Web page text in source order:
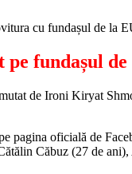
cu fundașul de la
fundașul
de Ironi Kiryat
pagina oficială de
Căbuz (27 de